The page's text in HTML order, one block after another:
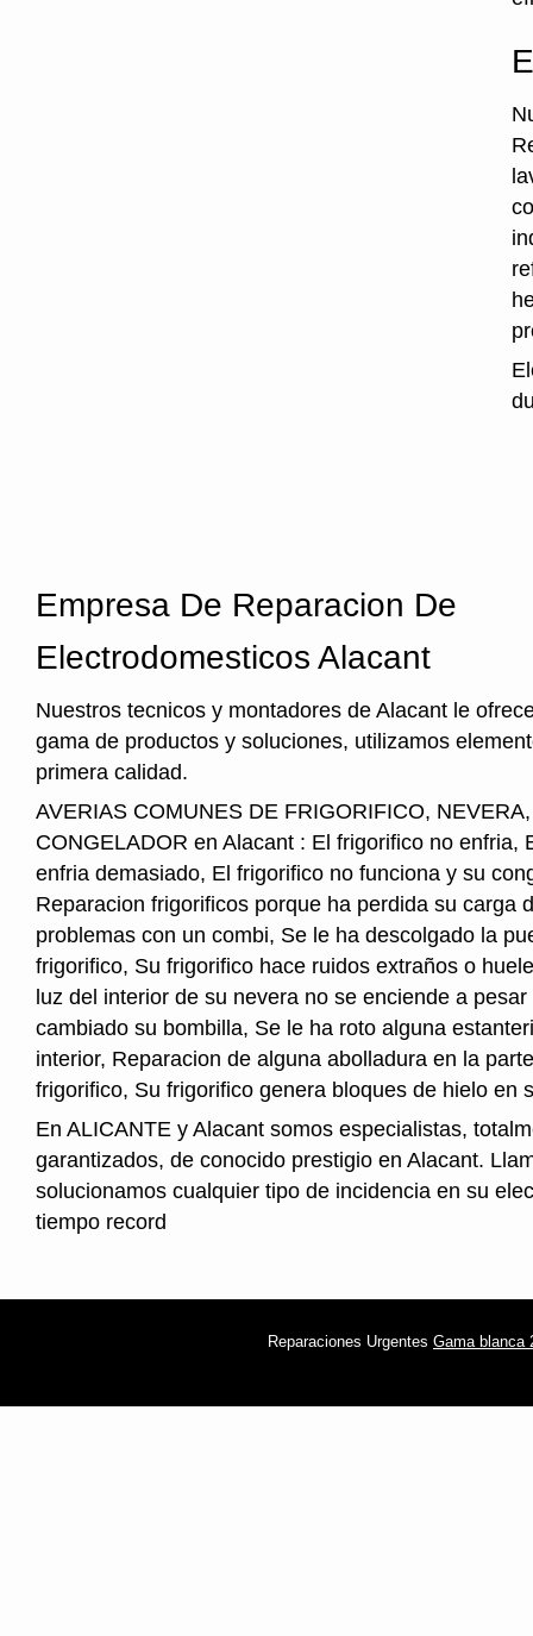
Empresa De Reparacion De
Electrodomesticos Alacant
Nuestros tecnicos y montadores de Alacant le
gama de productos y soluciones, utilizamos
primera calidad.
AVERIAS COMUNES DE FRIGORIFICO,
CONGELADOR en Alacant : El frigorifico no enfria,
enfria demasiado, El frigorifico no funciona y su
Reparacion frigorificos porque ha perdida su carga
problemas con un combi, Se le ha descolgado la
frigorifico, Su frigorifico hace ruidos extraños o
luz del interior de su nevera no se enciende a
cambiado su bombilla, Se le ha roto alguna
interior, Reparacion de alguna abolladura en la
frigorifico, Su frigorifico genera bloques de hielo en
En ALICANTE y Alacant somos especialistas,
garantizados, de conocido prestigio en Alacant.
solucionamos cualquier tipo de incidencia en su
tiempo record
Reparaciones Urgentes Gama blanca